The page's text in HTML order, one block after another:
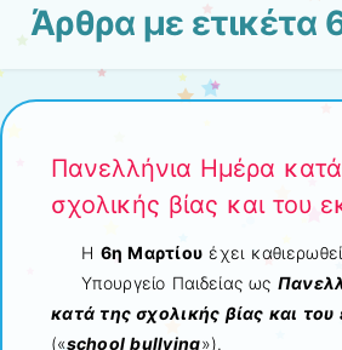
Άρθρα με ετικέτα
Πανελλήνια Ημέρα
σχολικής βίας και του
Η 6η Μαρτίου έχει
Υπουργείο Παιδείας ως
κατά της σχολικής βίας και
(«school bullying»).